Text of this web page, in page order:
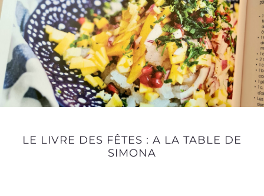
LE LIVRE DES FÊTES : A LA TABLE DE
SIMONA